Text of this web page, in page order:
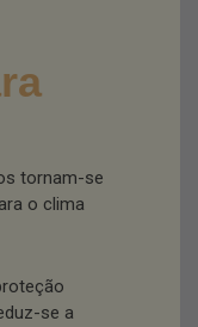
tornam-se
o clima
se a